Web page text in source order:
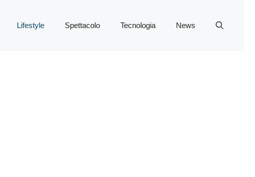
Lifestyle Spettacolo Tecnologia News